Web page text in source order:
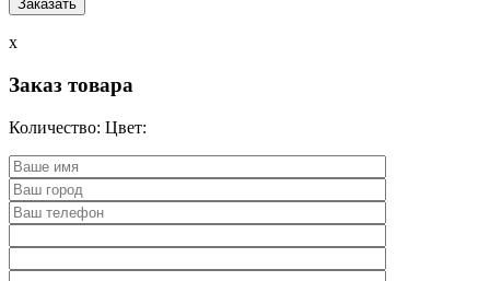
x
Заказ товара
Количество: Цвет: